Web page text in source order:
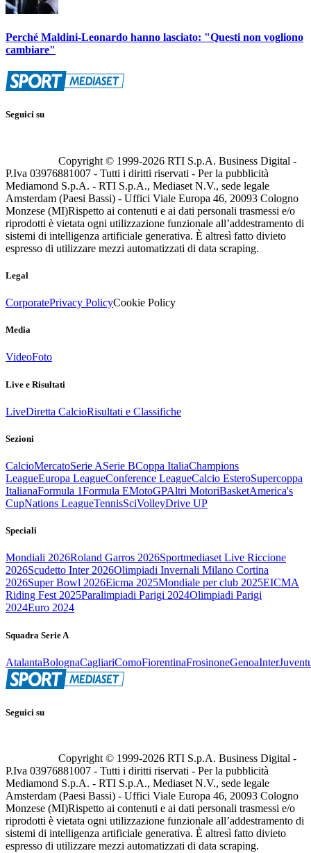
Perché Maldini-Leonardo hanno lasciato: "Questi non vogliono
cambiare"
Seguici su
Copyright © 1999-2026 RTI S.p.A. Business Digital -
P.Iva 03976881007 - Tutti i diritti riservati - Per la pubblicità
Mediamond S.p.A. - RTI S.p.A., Mediaset N.V., sede legale
Amsterdam (Paesi Bassi) - Uffici Viale Europa 46, 20093 Cologno
Monzese (MI)Rispetto ai contenuti e ai dati personali trasmessi e/o
riprodotti è vietata ogni utilizzazione funzionale all’addestramento di
sistemi di intelligenza artificiale generativa. È altresì fatto divieto
espresso di utilizzare mezzi automatizzati di data scraping.
Legal
CorporatePrivacy PolicyCookie Policy
Media
VideoFoto
Live e Risultati
LiveDiretta CalcioRisultati e Classifiche
Sezioni
CalcioMercatoSerie ASerie BCoppa ItaliaChampions
LeagueEuropa LeagueConference LeagueCalcio EsteroSupercoppa
ItalianaFormula 1Formula EMotoGPAltri MotoriBasketAmerica's
CupNations LeagueTennisSciVolleyDrive UP
Speciali
Mondiali 2026Roland Garros 2026Sportmediaset Live Riccione
2026Scudetto Inter 2026Olimpiadi Invernali Milano Cortina
2026Super Bowl 2026Eicma 2025Mondiale per club 2025EICMA
Riding Fest 2025Paralimpiadi Parigi 2024Olimpiadi Parigi
2024Euro 2024
Squadra Serie A
AtalantaBolognaCagliariComoFiorentinaFrosinoneGenoaInter
Seguici su
Copyright © 1999-2026 RTI S.p.A. Business Digital -
P.Iva 03976881007 - Tutti i diritti riservati - Per la pubblicità
Mediamond S.p.A. - RTI S.p.A., Mediaset N.V., sede legale
Amsterdam (Paesi Bassi) - Uffici Viale Europa 46, 20093 Cologno
Monzese (MI)Rispetto ai contenuti e ai dati personali trasmessi e/o
riprodotti è vietata ogni utilizzazione funzionale all’addestramento di
sistemi di intelligenza artificiale generativa. È altresì fatto divieto
espresso di utilizzare mezzi automatizzati di data scraping.